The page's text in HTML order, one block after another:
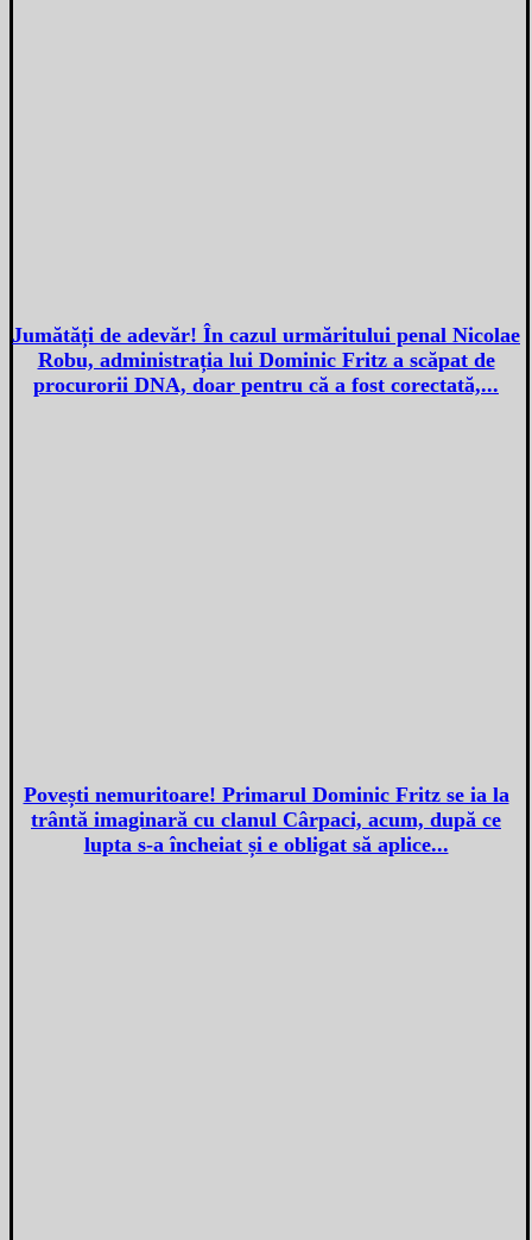
Jumătăți de adevăr! În cazul urmăritului penal Nicolae
Robu, administrația lui Dominic Fritz a scăpat de
procurorii DNA, doar pentru că a fost corectată,...
Povești nemuritoare! Primarul Dominic Fritz se ia la
trântă imaginară cu clanul Cârpaci, acum, după ce
lupta s-a încheiat și e obligat să aplice...